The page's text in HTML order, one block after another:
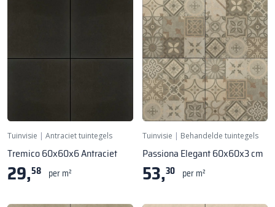
Tuinvisie | Antraciet tuintegels
Tremico 60x60x6 Antraciet
29,58 per m²
Tuinvisie | Behandelde tuintegels
Passiona Elegant 60x60x3 cm
53,30 per m²